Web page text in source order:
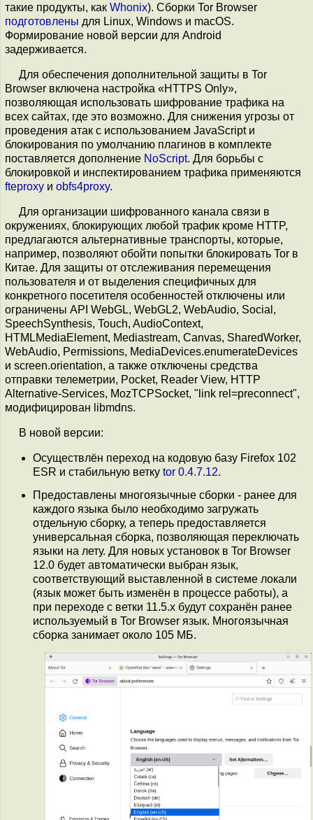
такие продукты, как Whonix). Сборки Tor Browser
подготовлены для Linux, Windows и macOS.
Формирование новой версии для Android
задерживается.
Для обеспечения дополнительной защиты в Tor
Browser включена настройка «HTTPS Only»,
позволяющая использовать шифрование трафика на
всех сайтах, где это возможно. Для снижения угрозы от
проведения атак с использованием JavaScript и
блокирования по умолчанию плагинов в комплекте
поставляется дополнение NoScript. Для борьбы с
блокировкой и инспектированием трафика применяются
fteproxy и obfs4proxy.
Для организации шифрованного канала связи в
окружениях, блокирующих любой трафик кроме HTTP,
предлагаются альтернативные транспорты, которые,
например, позволяют обойти попытки блокировать Tor в
Китае. Для защиты от отслеживания перемещения
пользователя и от выделения специфичных для
конкретного посетителя особенностей отключены или
ограничены API WebGL, WebGL2, WebAudio, Social,
SpeechSynthesis, Touch, AudioContext,
HTMLMediaElement, Mediastream, Canvas, SharedWorker,
WebAudio, Permissions, MediaDevices.enumerateDevices
и screen.orientation, а также отключены средства
отправки телеметрии, Pocket, Reader View, HTTP
Alternative-Services, MozTCPSocket, "link rel=preconnect",
модифицирован libmdns.
В новой версии:
Осуществлён переход на кодовую базу Firefox 102
ESR и стабильную ветку tor 0.4.7.12.
Предоставлены многоязычные сборки - ранее для
каждого языка было необходимо загружать
отдельную сборку, а теперь предоставляется
универсальная сборка, позволяющая переключать
языки на лету. Для новых установок в Tor Browser
12.0 будет автоматически выбран язык,
соответствующий выставленной в системе локали
(язык может быть изменён в процессе работы), а
при переходе с ветки 11.5.x будут сохранён ранее
используемый в Tor Browser язык. Многоязычная
сборка занимает около 105 МБ.